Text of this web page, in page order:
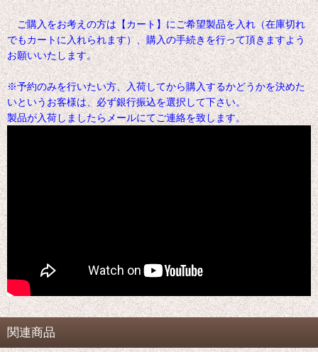
ご購入をお考えの方は【カート】にご希望製品を入れ（在庫切れ
でもカートに入れられます）、購入の手続きを行って頂きますよう
お願いいたします。
※予約のみを行いたい方、入荷してから購入するかどうかを決めた
いというお客様は、必ず銀行振込を選択して下さい。
製品が入荷しましたらメールにてご連絡を致します。
関連商品